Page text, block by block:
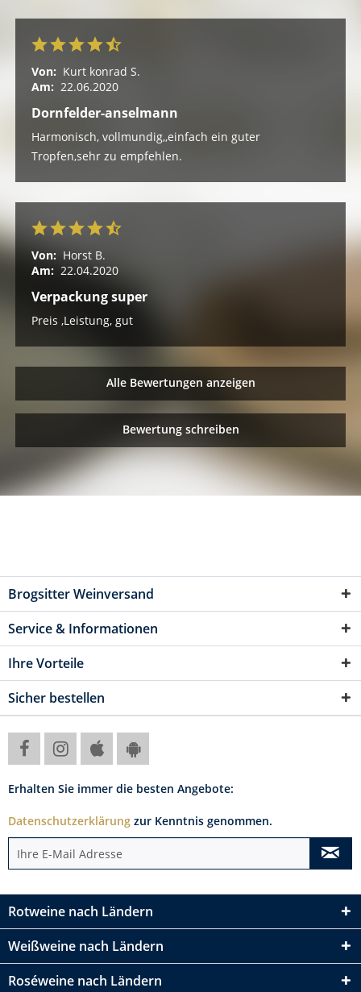
Von: Kurt konrad S.
Am: 22.06.2020
Dornfelder-anselmann
Harmonisch, vollmundig,,einfach ein guter
Tropfen,sehr zu empfehlen.
Von: Horst B.
Am: 22.04.2020
Verpackung super
Preis ,Leistung, gut
Alle Bewertungen anzeigen
Bewertung schreiben
Brogsitter Weinversand
Service & Informationen
Ihre Vorteile
Sicher bestellen
Erhalten Sie immer die besten Angebote:
Datenschutzerklärung zur Kenntnis genommen.
Rotweine nach Ländern
Weißweine nach Ländern
Roséweine nach Ländern